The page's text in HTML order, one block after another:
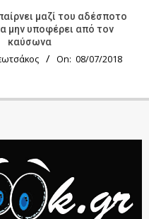
μαζί του αδέσποτο
μην υποφέρει από τον
καύσωνα
On: 08/07/2018